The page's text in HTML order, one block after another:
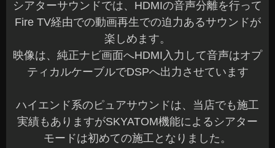
シアターサウンドでは、HDMIの音声分離を行って
Fire TV経由での動画再生での迫力あるサウンドが
楽しめます。
映像は、純正ナビ画面へHDMI入力して音声はオプ
ティカルケーブルでDSPへ出力させています
ハイエンド系のピュアサウンドは、当店でも施工
実績もありますがSKYATOM機能によるシアター
モードは初めての施工となりました。